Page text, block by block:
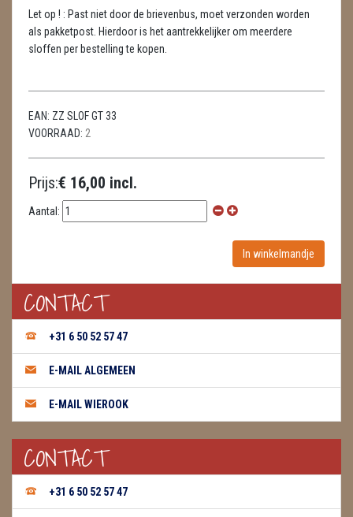
METEORIETEN
READING EN PERSOONLIJK ADVIES
SCHEDELS / SKULLS
SPECIALE STUKKEN
TELEFOON KOORDEN
VLINDERS
WIEROOK, OLIE & TOEBEHOREN
WIEROOK
WIEROOK GREEN TREE
WIEROOK HEM / DARSHAN
WIEROOK KEGELS
WIEROOK NAG CHAMPA / SATYA
Let op ! : Past niet door de brievenbus, moet verzonden worden
als pakketpost. Hierdoor is het aantrekkelijker om meerdere
sloffen per bestelling te kopen.
EAN: ZZ SLOF GT 33
VOORRAAD: 2
Prijs:€ 16,00 incl.
Aantal:
CONTACT
+31 6 50 52 57 47
E-MAIL ALGEMEEN
E-MAIL WIEROOK
CONTACT
+31 6 50 52 57 47